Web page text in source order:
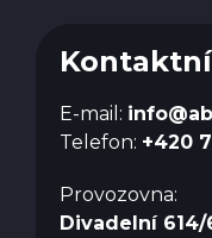
E-mail:
Telefon: +420
Provozovna:
Divadelní